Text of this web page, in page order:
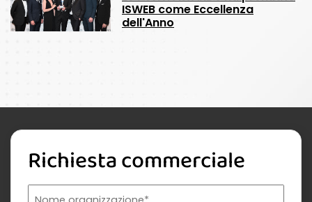
ISWEB come Eccellenza
dell'Anno
Richiesta commerciale
Nome organizzazione
Nome referente
Cognome referente
Tipologia di organizzazione
Prodotto di interesse
Indirizzo email istituzionale*
Telefono istituzionale
Messaggio